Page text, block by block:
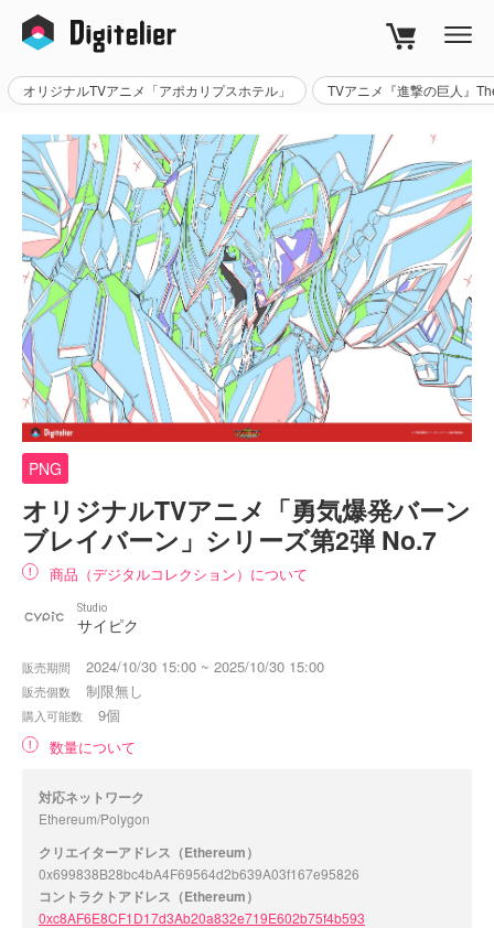
オリジナルTVアニメ「アポカリプスホテル」 TVアニメ『進撃の巨人』
PNG
オリジナルTVアニメ「勇気爆発バーン
ブレイバーン」シリーズ第2弾 No.7
商品（デジタルコレクション）について
Studio
サイピク
販売期間 2024/10/30 15:00 ~ 2025/10/30 15:00
販売個数 制限無し
購入可能数
9個
数量について
対応ネットワーク
Ethereum/Polygon
クリエイターアドレス（Ethereum）
0x699838B28bc4bA4F69564d2b639A03f167e95826
コントラクトアドレス（Ethereum）
0xc8AF6E8CF1D17d3Ab20a832e719E602b75f4b593